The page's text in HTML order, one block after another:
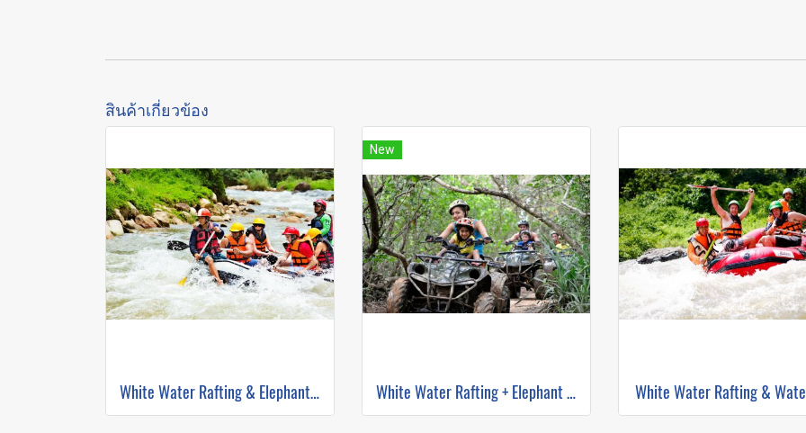
สินค้าเกี่ยวข้อง
White Water Rafting & Elephant Trekking
New
White Water Rafting + Elephant Trekking + ATV White Water Rafting &